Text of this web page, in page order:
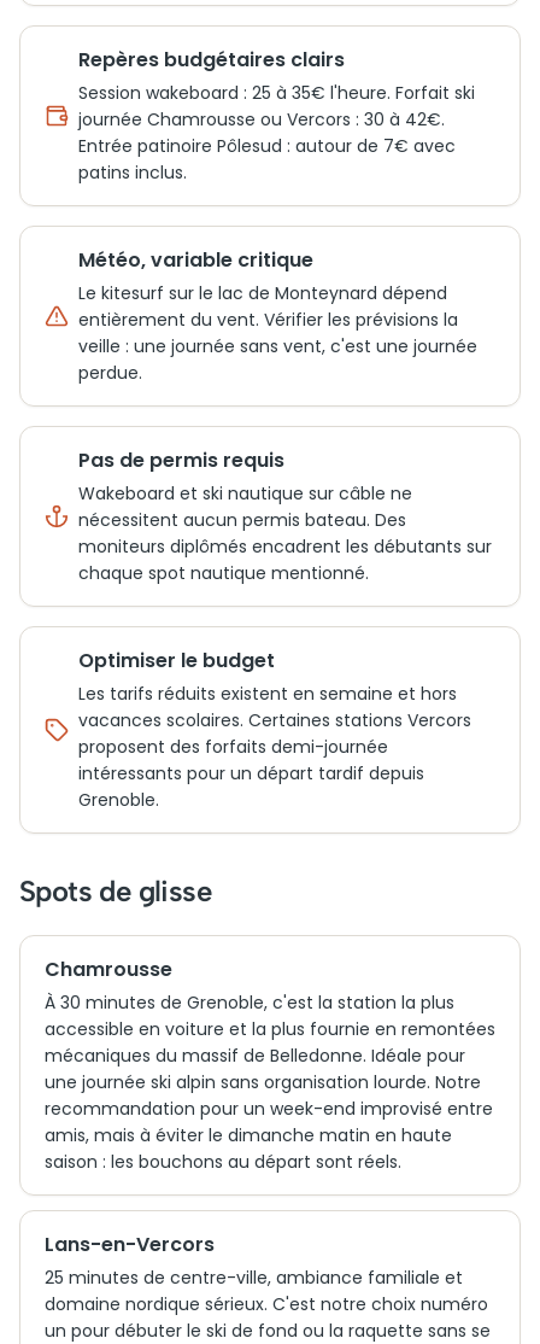
Repères budgétaires clairs
Session wakeboard : 25 à 35€ l'heure. Forfait ski
journée Chamrousse ou Vercors : 30 à 42€.
Entrée patinoire Pôlesud : autour de 7€ avec
patins inclus.
Météo, variable critique
Le kitesurf sur le lac de Monteynard dépend
entièrement du vent. Vérifier les prévisions la
veille : une journée sans vent, c'est une journée
perdue.
Pas de permis requis
Wakeboard et ski nautique sur câble ne
nécessitent aucun permis bateau. Des
moniteurs diplômés encadrent les débutants sur
chaque spot nautique mentionné.
Optimiser le budget
Les tarifs réduits existent en semaine et hors
vacances scolaires. Certaines stations Vercors
proposent des forfaits demi-journée
intéressants pour un départ tardif depuis
Grenoble.
Spots de glisse
Chamrousse
À 30 minutes de Grenoble, c'est la station la plus
accessible en voiture et la plus fournie en remontées
mécaniques du massif de Belledonne. Idéale pour
une journée ski alpin sans organisation lourde. Notre
recommandation pour un week-end improvisé entre
amis, mais à éviter le dimanche matin en haute
saison : les bouchons au départ sont réels.
Lans-en-Vercors
25 minutes de centre-ville, ambiance familiale et
domaine nordique sérieux. C'est notre choix numéro
un pour débuter le ski de fond ou la raquette sans se